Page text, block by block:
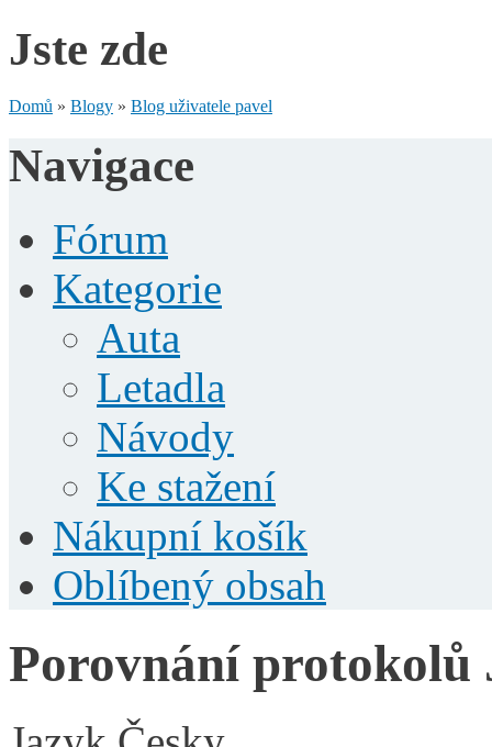
Jste zde
Domů » Blogy » Blog uživatele pavel
Navigace
Fórum
Kategorie
Auta
Letadla
Návody
Ke stažení
Nákupní košík
Oblíbený obsah
Porovnání protokolů